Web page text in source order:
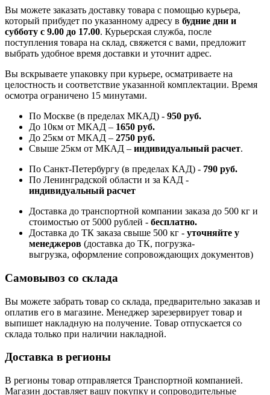
Вы можете заказать доставку товара с помощью курьера,
который прибудет по указанному адресу в будние дни и
субботу с 9.00 до 17.00. Курьерская служба, после
поступления товара на склад, свяжется с вами, предложит
выбрать удобное время доставки и уточнит адрес.
Вы вскрываете упаковку при курьере, осматриваете на
целостность и соответствие указанной комплектации. Время
осмотра ограничено 15 минутами.
По Москве (в пределах МКАД) - 950 руб.
До 10км от МКАД – 1650 руб.
До 25км от МКАД – 2750 руб.
Свыше 25км от МКАД – индивидуальный расчет.
По Санкт-Петербургу (в пределах КАД) - 790 руб.
По Ленинградской области и за КАД -
индивидуальный расчет
Доставка до транспортной компании заказа до 500 кг и
стоимостью от 5000 рублей - бесплатно.
Доставка до ТК заказа свыше 500 кг - уточняйте у
менеджеров (доставка до ТК, погрузка-
выгрузка, оформление сопровождающих документов)
Самовывоз со склада
Вы можете забрать товар со склада, предварительно заказав и
оплатив его в магазине. Менеджер зарезервирует товар и
выпишет накладную на получение. Товар отпускается со
склада только при наличии накладной.
Доставка в регионы
В регионы товар отправляется Транспортной компанией.
Магазин доставляет вашу покупку и сопроводительные